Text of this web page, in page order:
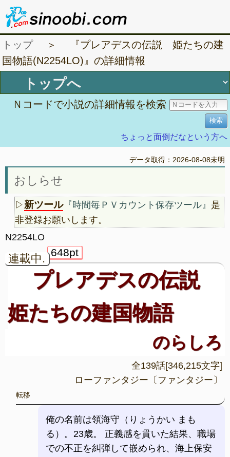
トップ＞ 『プレアデスの伝説 姫たちの建
国物語(N2254LO)』の詳細情報
Ｎコードで小説の詳細情報を検索
ちょっと面倒だなという方へ
データ取得：2026-08-08未明
おしらせ
▷ 新ツール『時間毎ＰＶカウント保存ツール』 是
非登録お願いします。
N2254LO
648pt
連載中.
プレアデスの伝説
姫たちの建国物語
のらしろ
全139話[346,215文字]
ローファンタジー〔ファンタジー〕
転移
俺の名前は領海守（りょうかい まも
る）。23歳。 正義感を貫いた結果、職場
での不正を糾弾して嵌められ、海上保安